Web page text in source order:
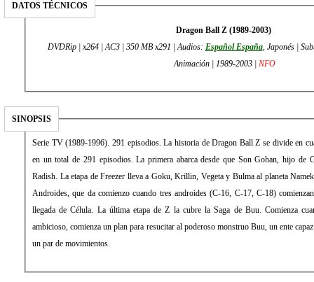
DATOS TÉCNICOS
Dragon Ball Z (1989-2003)
DVDRip | x264 | AC3 | 350 MB x291 | Audios: Español España, Japonés |
Animación | 1989-2003 | NFO
SINOPSIS
Serie TV (1989-1996). 291 episodios. La historia de Dragon Ball Z se divide en
en un total de 291 episodios. La primera abarca desde que Son Gohan, hijo de
Radish. La etapa de Freezer lleva a Goku, Krillin, Vegeta y Bulma al planeta
Androides, que da comienzo cuando tres androides (C-16, C-17, C-18)
llegada de Célula. La última etapa de Z la cubre la Saga de Buu. Comienza
ambicioso, comienza un plan para resucitar al poderoso monstruo Buu, un ente
un par de movimientos.